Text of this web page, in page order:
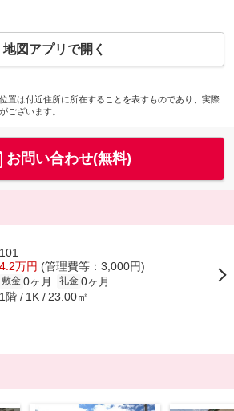
地図アプリで開く
置は付近住所に所在することを表すものであり、実際
ございます。
お問い合わせ(無料)
101
4.2万円 (管理費等：3,000円)
敷金 0ヶ月 礼金 0ヶ月
1階 1K 23.00㎡